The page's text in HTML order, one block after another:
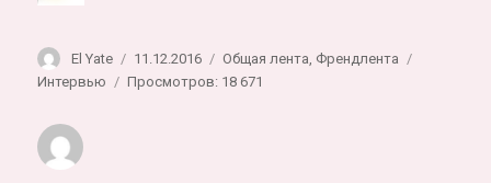
Автор
El Yate Опубликовано
11.12.2016 Рубрики
Общая лента, Френдлента
Интервью
Просмотров: 18 671